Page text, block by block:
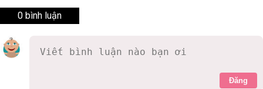
0 bình luận
Đăng